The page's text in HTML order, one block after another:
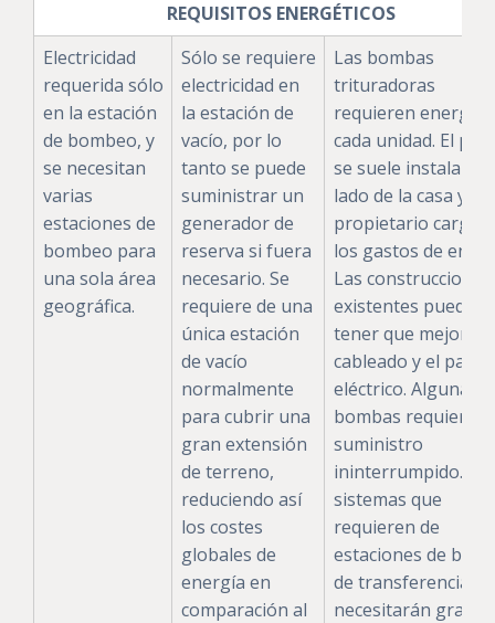
REQUISITOS ENERGÉTICOS
Electricidad
requerida sólo
en la estación
de bombeo, y
se necesitan
varias
estaciones de
bombeo para
una sola área
geográfica.
Sólo se requiere
electricidad en
la estación de
vacío, por lo
tanto se puede
suministrar un
generador de
reserva si fuera
necesario. Se
requiere de una
única estación
de vacío
normalmente
para cubrir una
gran extensión
de terreno,
reduciendo así
los costes
globales de
energía en
comparación al
Las bombas
trituradoras
requieren energía
cada unidad. El
se suele instalar al
lado de la casa y el
propietario carga
los gastos de
Las construcciones
existentes pueden
tener que mejorar
cableado y el panel
eléctrico. Algunas
bombas requieren
suministro
ininterrumpido.
sistemas que
requieren de
estaciones de
de transferencia
necesitarán gran